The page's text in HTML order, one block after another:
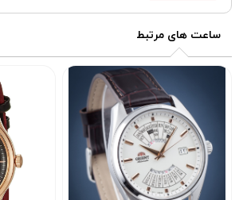
ساعت های مرتبط